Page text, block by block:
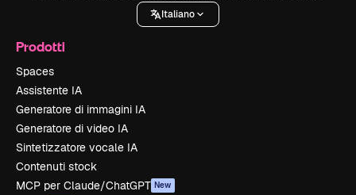
Italiano
Prodotti
Spaces
Assistente IA
Generatore di immagini IA
Generatore di video IA
Sintetizzatore vocale IA
Contenuti stock
MCP per Claude/ChatGPT New